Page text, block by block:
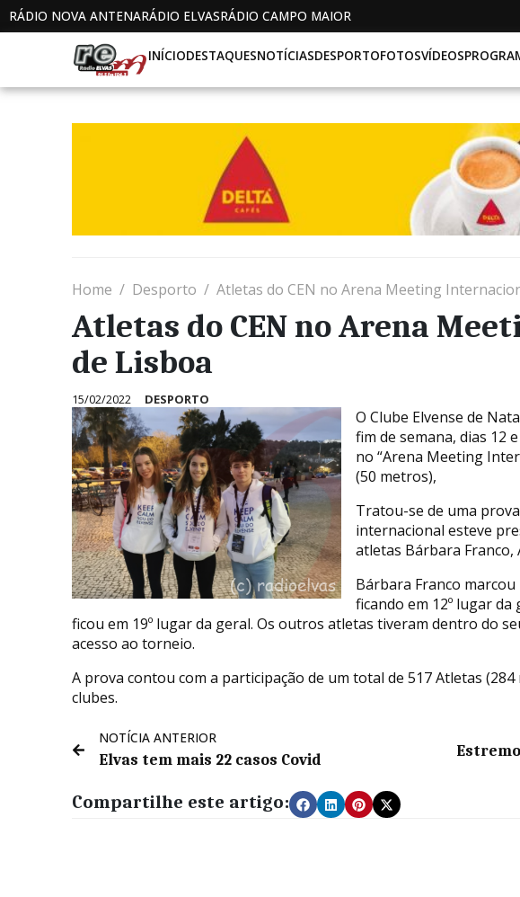
RÁDIO NOVA ANTENARÁDIO ELVASRÁDIO CAMPO MAIOR
INÍCIODESTAQUESNOTÍCIASDESPORTOFOTOSVÍDEOS
Home Desporto Atletas do CEN no Arena Meeting
Atletas do CEN no Arena
de Lisboa
15/02/2022 DESPORTO
O Clube Elvense de
fim de semana, dias 12
no “Arena Meeting
(50 metros),
Tratou-se de uma
internacional esteve
atletas Bárbara Franco,
Bárbara Franco
ficando em 12º lugar
ficou em 19º lugar da geral. Os outros atletas tiveram dentro do
acesso ao torneio.
A prova contou com a participação de um total de 517 Atletas
clubes.
NOTÍCIA ANTERIOR
Elvas tem mais 22 casos Covid
Compartilhe este artigo: